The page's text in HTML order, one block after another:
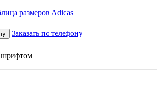
размеров Adidas
Заказать по телефону
шрифтом